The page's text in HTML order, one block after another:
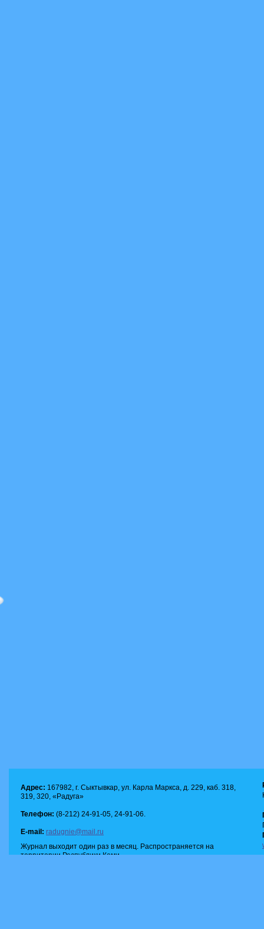
Адрес: 167982, г. Сыктывкар, ул. Карла Маркса, д. 229, каб. 318,
319, 320, «Радуга»
Телефон: (8-212) 24-91-05, 24-91-06.
E-mail: radugnie@mail.ru
Журнал выходит один раз в месяц. Распространяется на
территории Республики Коми.